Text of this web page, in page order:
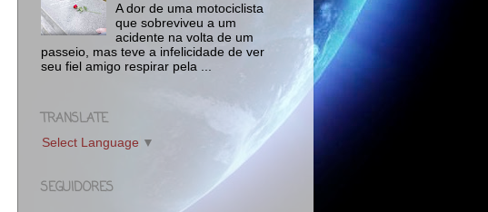
A dor de uma motociclista
que sobreviveu a um
acidente na volta de um
passeio, mas teve a infelicidade de ver
seu fiel amigo respirar pela ...
TRANSLATE
Select Language ▼
SEGUIDORES